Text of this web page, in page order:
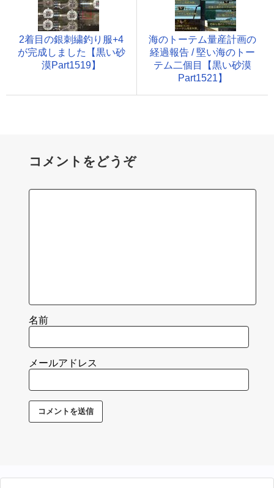
2着目の銀刺繍釣り服+4
が完成しました【黒い砂
漠Part1519】
海のトーテム量産計画の
経過報告 / 堅い海のトー
テム二個目【黒い砂漠
Part1521】
コメントをどうぞ
名前
メールアドレス